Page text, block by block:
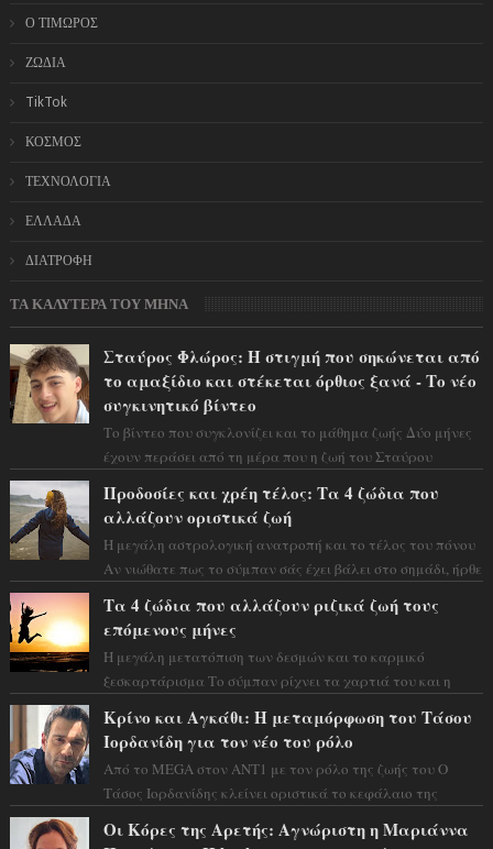
Ο ΤΙΜΩΡΟΣ
ΖΩΔΙΑ
TikTok
ΚΟΣΜΟΣ
ΤΕΧΝΟΛΟΓΙΑ
ΕΛΛΑΔΑ
ΔΙΑΤΡΟΦΗ
ΤΑ ΚΑΛΥΤΕΡΑ ΤΟΥ ΜΗΝΑ
Σταύρος Φλώρος: Η στιγμή που σηκώνεται από
το αμαξίδιο και στέκεται όρθιος ξανά - Το νέο
συγκινητικό βίντεο
Το βίντεο που συγκλονίζει και το μάθημα ζωής Δύο μήνες
έχουν περάσει από τη μέρα που η ζωή του Σταύρου
Προδοσίες και χρέη τέλος: Τα 4 ζώδια που
αλλάζουν οριστικά ζωή
Η μεγάλη αστρολογική ανατροπή και το τέλος του πόνου
Αν νιώθατε πως το σύμπαν σάς έχει βάλει στο σημάδι, ήρθε
Τα 4 ζώδια που αλλάζουν ριζικά ζωή τους
επόμενους μήνες
Η μεγάλη μετατόπιση των δεσμών και το καρμικό
ξεσκαρτάρισμα Το σύμπαν ρίχνει τα χαρτιά του και η
Κρίνο και Αγκάθι: Η μεταμόρφωση του Τάσου
Ιορδανίδη για τον νέο του ρόλο
Από το MEGA στον ΑΝΤ1 με τον ρόλο της ζωής του Ο
Τάσος Ιορδανίδης κλείνει οριστικά το κεφάλαιο της
Οι Κόρες της Αρετής: Αγνώριστη η Μαριάννα